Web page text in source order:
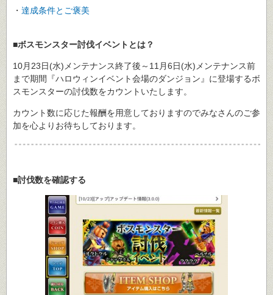
・ 達成条件とご褒美
■ボスモンスター討伐イベントとは？
10月23日(水)メンテナンス終了後～11月6日(水)メンテナンス前
まで期間『ハロウィンイベント会場のダンジョン』に登場するボ
スモンスターの討伐数をカウントいたします。
カウント数に応じた報酬を用意しておりますのでみなさんのご参
加を心よりお待ちしております。
■討伐数を確認する